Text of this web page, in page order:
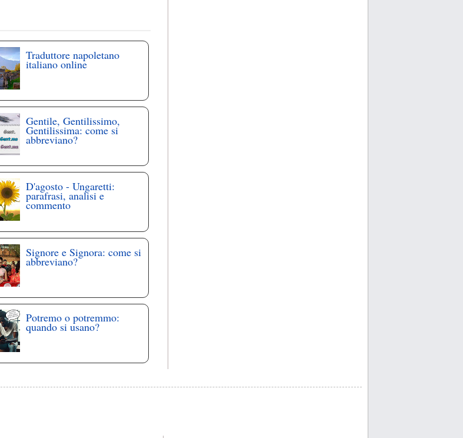
Traduttore napoletano
italiano online
Gentile, Gentilissimo,
Gentilissima: come si
abbreviano?
D'agosto - Ungaretti:
parafrasi, analisi e
commento
Signore e Signora: come si
abbreviano?
Potremo o potremmo:
quando si usano?